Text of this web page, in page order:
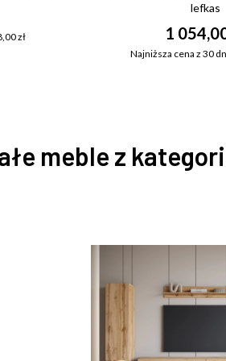
zł
lefkas
1
Najniższa cena z 30
meble z